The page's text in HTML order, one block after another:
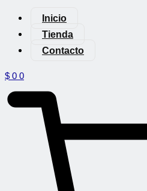
Inicio
Tienda
Contacto
$ 0 0